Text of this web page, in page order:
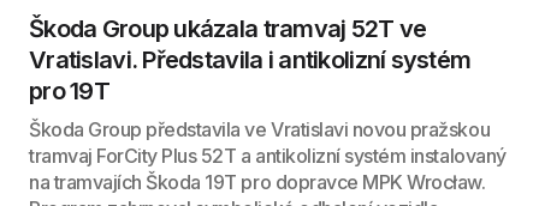
Škoda Group ukázala tramvaj 52T ve
Vratislavi. Představila i antikolizní systém
pro 19T
Škoda Group představila ve Vratislavi novou pražskou
tramvaj ForCity Plus 52T a antikolizní systém instalovaný
na tramvajích Škoda 19T pro dopravce MPK Wrocław.